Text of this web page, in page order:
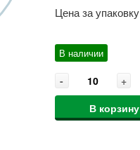
Цена за упаковку
В наличии
-
+
В корзину